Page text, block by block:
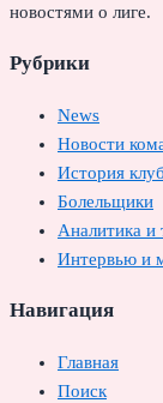
новостями о лиге.
Рубрики
News
Новости
История
Болельщики
Аналитика и
Интервью и
Навигация
Главная
Поиск